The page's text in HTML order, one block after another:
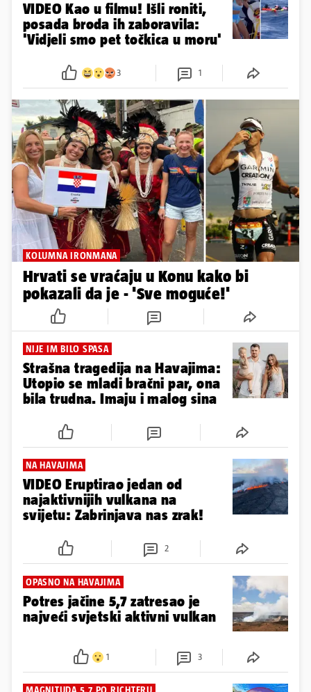
VIDEO Kao u filmu! Išli roniti,
posada broda ih zaboravila:
'Vidjeli smo pet točkica u moru'
3 1
KOLUMNA IRONMANA
Hrvati se vraćaju u Konu kako bi
pokazali da je - 'Sve moguće!'
NIJE IM BILO SPASA
Strašna tragedija na Havajima:
Utopio se mladi bračni par, ona
bila trudna. Imaju i malog sina
NA HAVAJIMA
VIDEO Eruptirao jedan od
najaktivnijih vulkana na
svijetu: Zabrinjava nas zrak!
2
OPASNO NA HAVAJIMA
Potres jačine 5,7 zatresao je
najveći svjetski aktivni vulkan
1 3